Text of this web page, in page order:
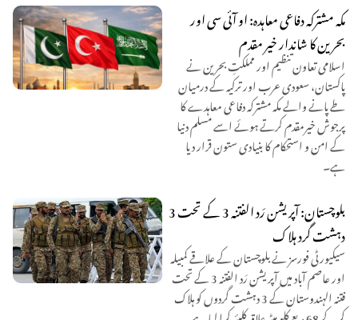
مکہ مشترکہ دفاعی معاہدہ: او آئی سی اور
بحرین کا شاندار خیر مقدم
اسلامی تعاون تنظیم اور مملکتِ بحرین نے
پاکستان، سعودی عرب اور ترکیہ کے درمیان
طے پانے والے مکہ مشترکہ دفاعی معاہدے کا
پرجوش خیرمقدم کرتے ہوئے اسے مسلم دنیا
کے امن و استحکام کا بنیادی ستون قرار دیا
ہے۔
بلوچستان: آپریشن رَد الفتنہ 3 کے تحت 3
دہشت گرد ہلاک
سیکیورٹی فورسز نے بلوچستان کے علاقے کمبیلہ
اور عاصم آباد میں آپریشن رَد الفتنہ 3 کے تحت
فتنہ الہندوستان کے 3 دہشت گردوں کو ہلاک